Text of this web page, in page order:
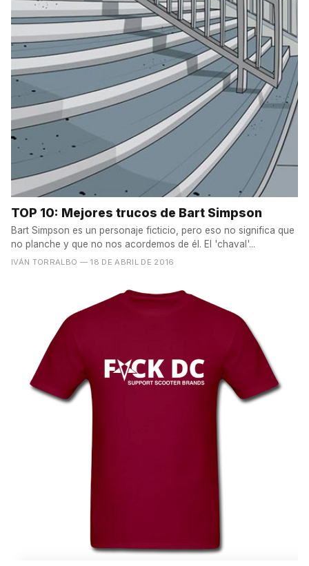
TOP 10: Mejores trucos de Bart Simpson
Bart Simpson es un personaje ficticio, pero eso no significa que
no planche y que no nos acordemos de él. El 'chaval'...
IVÁN TORRALBO — 18 DE ABRIL DE 2016